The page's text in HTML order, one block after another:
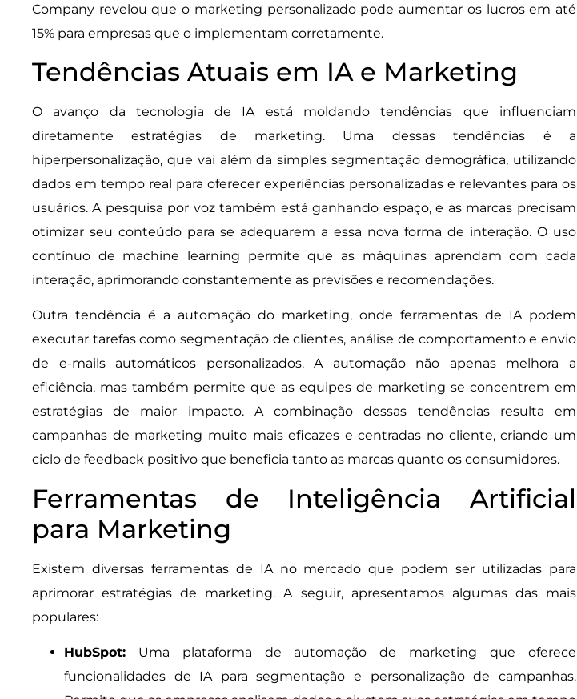
Company revelou que o marketing personalizado pode aumentar os lucros em até
15% para empresas que o implementam corretamente.
Tendências Atuais em IA e Marketing
O avanço da tecnologia de IA está moldando tendências que influenciam
diretamente estratégias de marketing. Uma dessas tendências é a
hiperpersonalização, que vai além da simples segmentação demográfica, utilizando
dados em tempo real para oferecer experiências personalizadas e relevantes para os
usuários. A pesquisa por voz também está ganhando espaço, e as marcas precisam
otimizar seu conteúdo para se adequarem a essa nova forma de interação. O uso
contínuo de machine learning permite que as máquinas aprendam com cada
interação, aprimorando constantemente as previsões e recomendações.
Outra tendência é a automação do marketing, onde ferramentas de IA podem
executar tarefas como segmentação de clientes, análise de comportamento e envio
de e-mails automáticos personalizados. A automação não apenas melhora a
eficiência, mas também permite que as equipes de marketing se concentrem em
estratégias de maior impacto. A combinação dessas tendências resulta em
campanhas de marketing muito mais eficazes e centradas no cliente, criando um
ciclo de feedback positivo que beneficia tanto as marcas quanto os consumidores.
Ferramentas de Inteligência Artificial
para Marketing
Existem diversas ferramentas de IA no mercado que podem ser utilizadas para
aprimorar estratégias de marketing. A seguir, apresentamos algumas das mais
populares:
HubSpot: Uma plataforma de automação de marketing que oferece
funcionalidades de IA para segmentação e personalização de campanhas.